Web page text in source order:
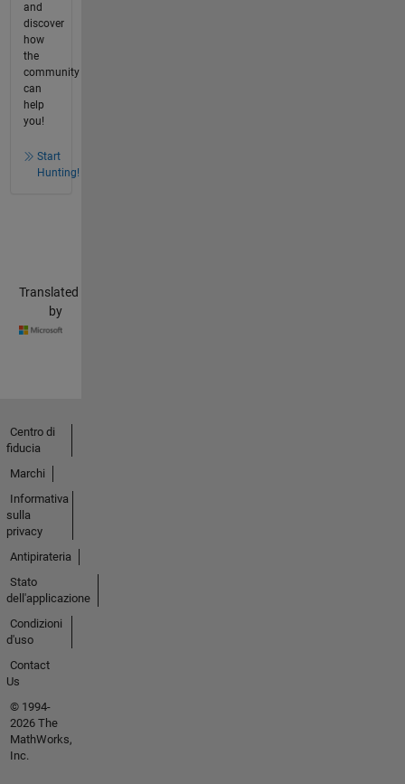
and
discover
how
the
community
can
help
you!
Start
Hunting!
Translated
by
Centro di
fiducia
Marchi
Informativa
sulla
privacy
Antipirateria
Stato
dell'applicazione
Condizioni
d'uso
Contact
Us
© 1994-
2026 The
MathWorks,
Inc.